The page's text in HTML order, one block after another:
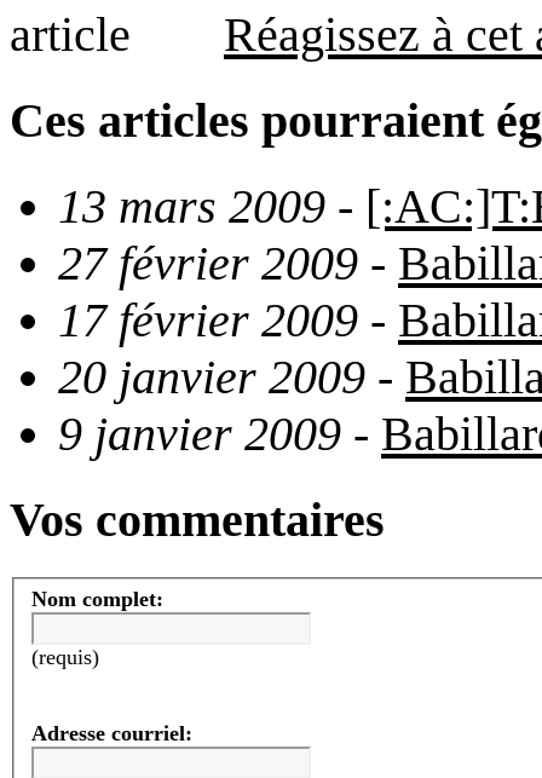
Réagissez à
Ces articles pourraient
13 mars 2009 -
27 février 2009 -
17 février 2009 -
20 janvier 2009 -
9 janvier 2009 -
Vos commentaires
Nom complet:
(requis)
Adresse courriel: